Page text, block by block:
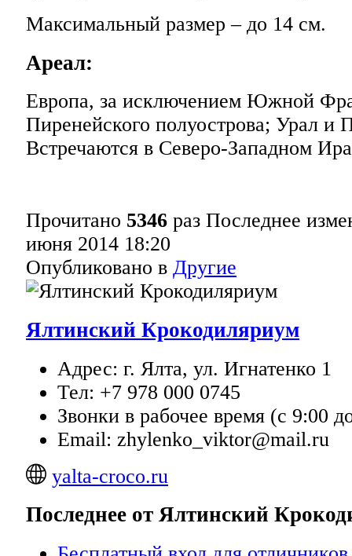
Максимальный размер – до 14 см.
Ареал:
Европа, за исключением Южной
Пиренейского полуострова; Урал и
Встречаются в Северо-Западном
Прочитано 5346 раз Последнее
июня 2014 18:20
Опубликовано в Другие
Ялтинский Крокодиляриум
Адрес: г. Ялта, ул. Игнатенко 1
Тел: +7 978 000 0745
Звонки в рабочее время (с 9:00
Email: zhylenko_viktor@mail.ru
yalta-croco.ru
Последнее от Ялтинский